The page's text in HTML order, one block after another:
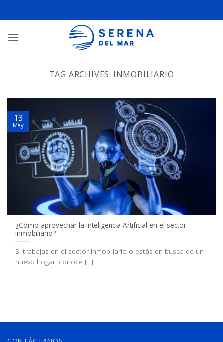
TAG ARCHIVES: INMOBILIARIO
¿Cómo aprovechar la Inteligencia Artificial en el sector
inmobiliario?
Si trabajas en el sector inmobiliario o estás en busca de un
nuevo hogar, conoce [...]
13
May